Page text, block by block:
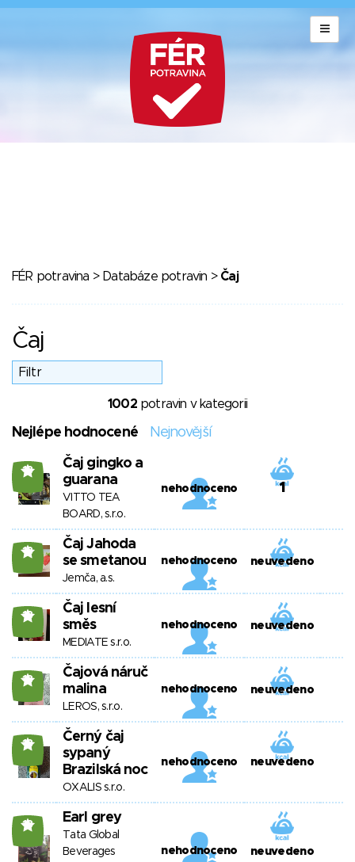
FÉR potravina > Databáze potravin > Čaj
Čaj
1002potravin v kategorii
Nejlépe hodnocené Nejnovější
18
Čaj gingko a
guarana
VITTO TEA
BOARD, s.r.o.
nehodnoceno 1
18
Čaj Jahoda
se smetanou
Jemča, a.s.
nehodnoceno neuvedeno
18
Čaj lesní
směs
MEDIATE s.r.o.
nehodnoceno neuvedeno
18
Čajová náruč
malina
LEROS, s.r.o.
nehodnoceno neuvedeno
18
Černý čaj
sypaný
Brazilská noc
OXALIS s.r.o.
nehodnoceno neuvedeno
18 Earl grey
Tata Global
Beverages
nehodnoceno neuvedeno